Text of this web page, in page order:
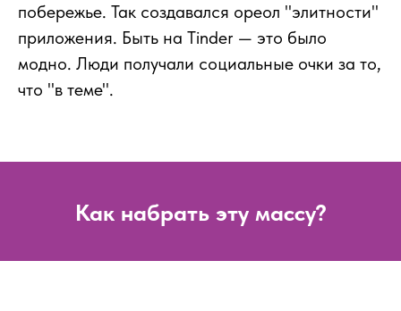
побережье. Так создавался ореол "элитности"
приложения. Быть на Tinder — это было
модно. Люди получали социальные очки за то,
что "в теме".
Как набрать эту массу?